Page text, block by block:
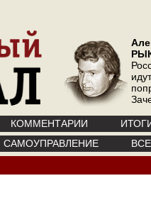
КОММЕНТАРИИ
САМОУПРАВЛЕНИЕ